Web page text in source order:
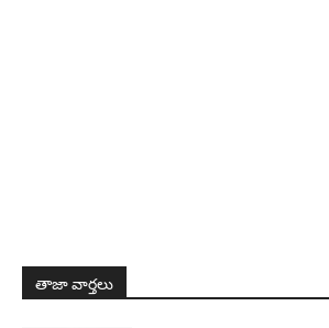
తాజా వార్తలు